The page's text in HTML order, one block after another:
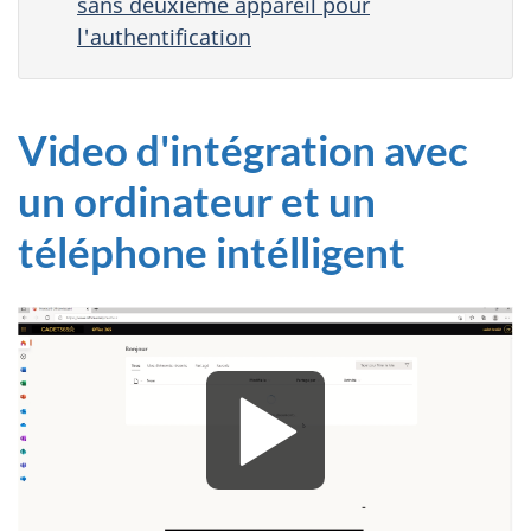
l'authentification
Video d'intégration avec
un ordinateur et un
téléphone intélligent